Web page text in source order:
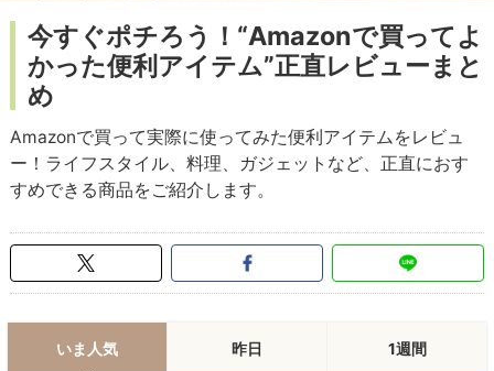
今すぐポチろう！“Amazonで買ってよ
かった便利アイテム”正直レビューまと
め
Amazonで買って実際に使ってみた便利アイテムをレビュ
ー！ライフスタイル、料理、ガジェットなど、正直におす
すめできる商品をご紹介します。
いま人気 昨日 1週間